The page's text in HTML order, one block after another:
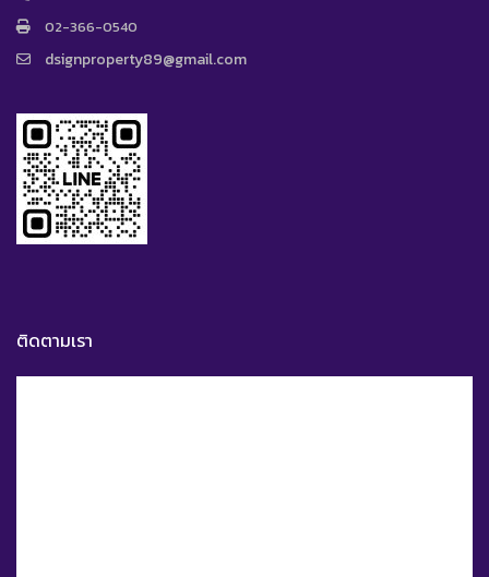
02-366-0540
dsignproperty89@gmail.com
ติดตามเรา